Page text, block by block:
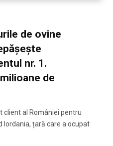
de ovine
nr. 1.
de
client al României pentru
Iordania, țară care a ocupat